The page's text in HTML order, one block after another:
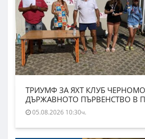
ТРИУМФ ЗА ЯХТ КЛУБ
ДЪРЖАВНОТО ПЪРВЕНСТВО В
05.08.2026 10:30ч.